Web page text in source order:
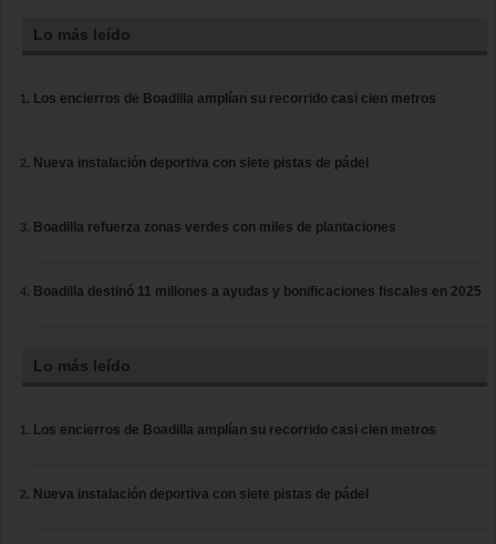
Lo más leído
Los encierros de Boadilla amplían su recorrido casi cien metros
Nueva instalación deportiva con siete pistas de pádel
Boadilla refuerza zonas verdes con miles de plantaciones
Boadilla destinó 11 millones a ayudas y bonificaciones fiscales en 2025
Lo más leído
Los encierros de Boadilla amplían su recorrido casi cien metros
Nueva instalación deportiva con siete pistas de pádel